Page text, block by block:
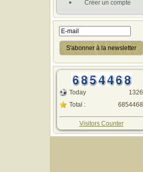
Créer un compte
Today
Total :
1326
6854468
Visitors Counter